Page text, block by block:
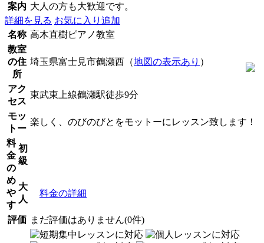
案内 大人の方も大歓迎です。
詳細を見る お気に入り追加
名称 高木直樹ピアノ教室
教室
の住
所
埼玉県富士見市鶴瀬西（地図の表示あり ）
アク
セス
東武東上線鶴瀬駅徒歩9分
モッ
トー
楽しく、のびのびとをモットーにレッスン致します！
料
金
の
め
や
す
初
級
大
人
料金の詳細
評価 まだ評価はありません(0件)